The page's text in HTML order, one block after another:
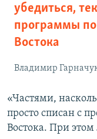
убедиться,
программы
Востока
Владимир
«Частями,
просто списан с
Востока. При этом